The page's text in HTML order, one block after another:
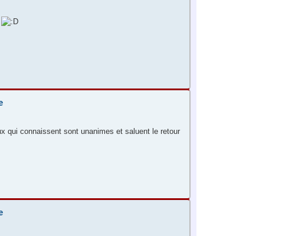
qui connaissent sont unanimes et saluent le retour